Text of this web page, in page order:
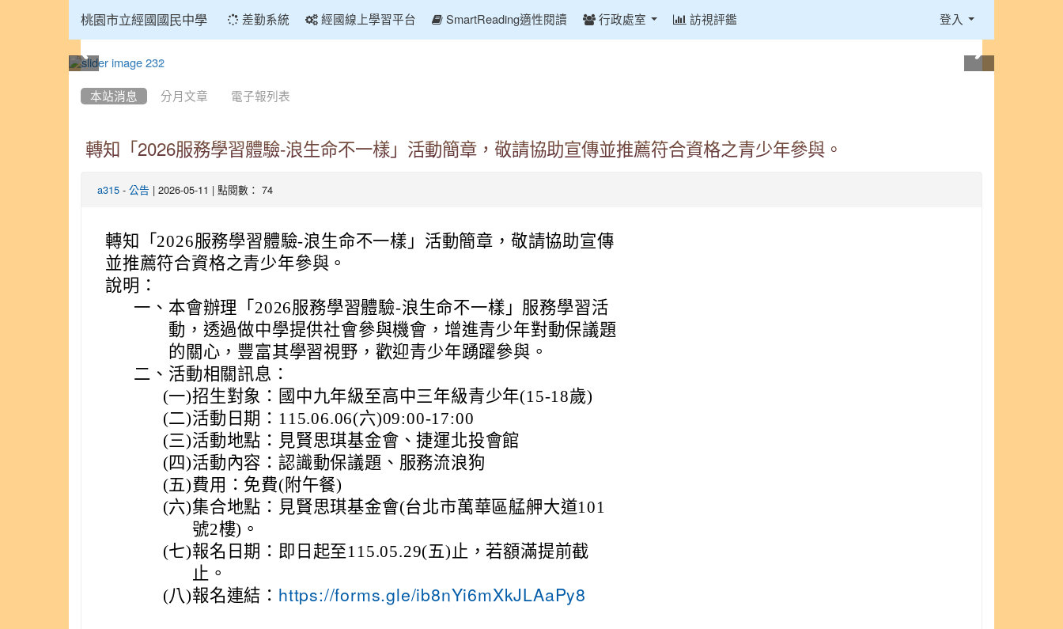
桃園市立經國國民中學 差勤系統 經國線上學習平台 SmartReading適性閱讀 行政處室 訪視評鑑 登入
本站消息 分月文章 電子報列表
轉知「2026服務學習體驗-浪生命不一樣」活動簡章，敬請協助宣傳並推薦符合資格之青少年參與。
a315 - 公告 | 2026-05-11 | 點閱數： 74
轉知「2026服務學習體驗-浪生命不一樣」活動簡章，敬請協助宣傳
並推薦符合資格之青少年參與。
說明：
一、 本會辦理「2026服務學習體驗-浪生命不一樣」服務學習活
動，透過做中學提供社會參與機會，增進青少年對動保議題
的關心，豐富其學習視野，歡迎青少年踴躍參與。
二、 活動相關訊息：
(一)招生對象：國中九年級至高中三年級青少年(15-18歲)
(二)活動日期：115.06.06(六)09:00-17:00
(三)活動地點：見賢思琪基金會、捷運北投會館
(四)活動內容：認識動保議題、服務流浪狗
(五)費用：免費(附午餐)
(六)集合地點：見賢思琪基金會(台北市萬華區艋舺大道101
號2樓)。
(七)報名日期：即日起至115.05.29(五)止，若額滿提前截
止。
(八)報名連結： https://forms.gle/ib8nYi6mXkJLAaPy8